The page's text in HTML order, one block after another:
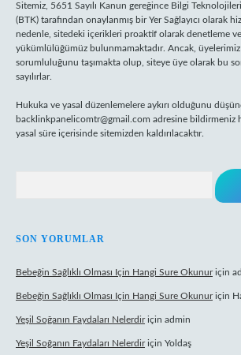
Sitemiz, 5651 Sayılı Kanun gereğince Bilgi
(BTK) tarafından onaylanmış bir Yer Sağlayıcı olarak
nedenle, sitedeki içerikleri proaktif olarak denetleme
yükümlülüğümüz bulunmamaktadır. Ancak, üyelerimiz
sorumluluğunu taşımakta olup, siteye üye olarak bu
sayılırlar.
Hukuka ve yasal düzenlemelere aykırı olduğunu
backlinkpanelicomtr@gmail.com adresine bildirmeniz
yasal süre içerisinde sitemizden kaldırılacaktır.
SON YORUMLAR
Bebeğin Sağlıklı Olması Için Hangi Sure Okunuriçin
Bebeğin Sağlıklı Olması Için Hangi Sure Okunuriçin
Yeşil Soğanın Faydaları Nelerdiriçin admin
Yeşil Soğanın Faydaları Nelerdiriçin Yoldaş